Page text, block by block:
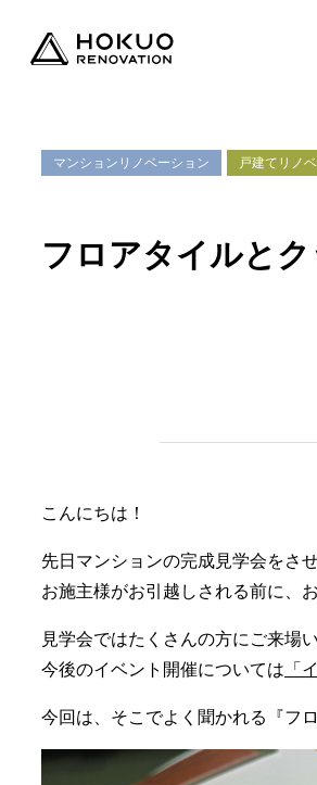
マンションリノベーション 戸建てリノ
フロアタイルと
こんにちは！
先日マンションの完成見学会をさ
お施主様がお引越しされる前に、
見学会ではたくさんの方にご来場
今後のイベント開催については 「
今回は、そこでよく聞かれる『フ